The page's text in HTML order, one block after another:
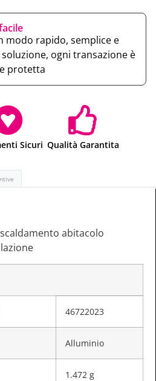
modo rapido, semplice e
ogni transazione è
protetta
Sicuri Qualità Garantita
abitacolo
46722023
Alluminio
1.472 g